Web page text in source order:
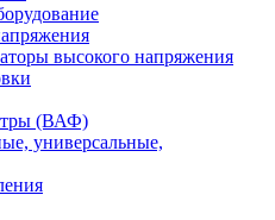
высокого напряжения
(ВАФ)
универсальные,